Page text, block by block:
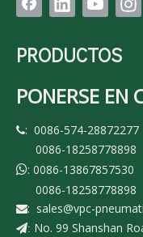
PRODUCTOS
PONERSE EN
: 0086-574-28872277
0086-18258778898
: 0086-13867857530
0086-18258778898
: sales@vpc-
: No. 99 Shanshan